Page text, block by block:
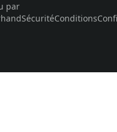
par
SécuritéConditions